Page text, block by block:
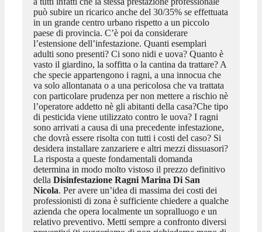
può subire un ricarico anche del 30/35% se effettuata
in un grande centro urbano rispetto a un piccolo
paese di provincia. C’è poi da considerare
l’estensione dell’infestazione. Quanti esemplari
adulti sono presenti? Ci sono nidi e uova? Quanto è
vasto il giardino, la soffitta o la cantina da trattare? A
che specie appartengono i ragni, a una innocua che
va solo allontanata o a una pericolosa che va trattata
con particolare prudenza per non mettere a rischio nè
l’operatore addetto nè gli abitanti della casa?Che tipo
di pesticida viene utilizzato contro le uova? I ragni
sono arrivati a causa di una precedente infestazione,
che dovrà essere risolta con tutti i costi del caso? Si
desidera installare zanzariere e altri mezzi dissuasori?
La risposta a queste fondamentali domanda
determina in modo molto vistoso il prezzo definitivo
della Disinfestazione Ragni Marina Di San
Nicola. Per avere un’idea di massima dei costi dei
professionisti di zona è sufficiente chiedere a qualche
azienda che opera localmente un sopralluogo e un
relativo preventivo. Metti sempre a confronto diversi